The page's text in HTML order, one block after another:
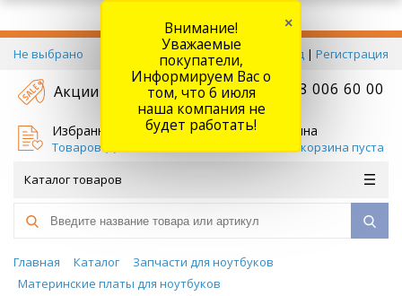
Не выбрано Вход | Регистрация
Акции +7 778 006 60 00
Избранное
Товаров (
Корзина
Ваша корзина пуста
Каталог товаров
Главная Каталог
Запчасти для ноутбуков
Материнские платы для ноутбуков
Внимание!
Уважаемые
покупатели,
Информируем Вас о
том, что 6 июля
наша компания не
будет работать!
×